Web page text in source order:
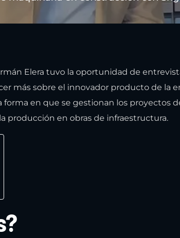
Elera tuvo la oportunidad de
más sobre el innovador producto de la
en que se gestionan los proyectos
producción en obras de infraestructura.